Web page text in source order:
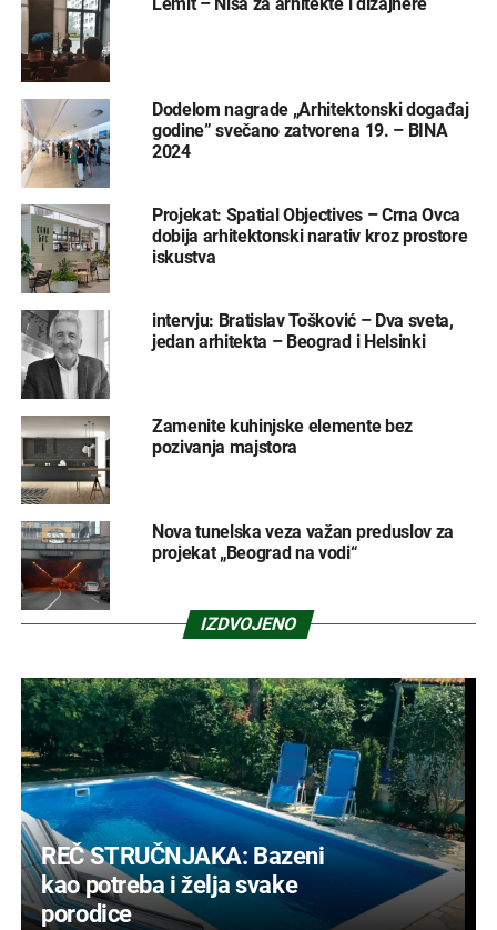
Lemit – Niša za arhitekte i dizajnere
Dodelom nagrade „Arhitektonski događaj
godine” svečano zatvorena 19. – BINA
2024
Projekat: Spatial Objectives – Crna Ovca
dobija arhitektonski narativ kroz prostore
iskustva
intervju: Bratislav Tošković – Dva sveta,
jedan arhitekta – Beograd i Helsinki
Zamenite kuhinjske elemente bez
pozivanja majstora
Nova tunelska veza važan preduslov za
projekat „Beograd na vodi“
IZDVOJENO
REČ STRUČNJAKA: Bazeni
kao potreba i želja svake
porodice